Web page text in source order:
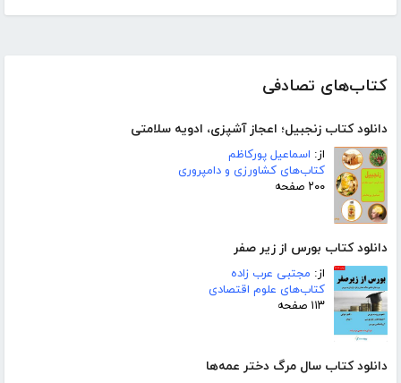
کتاب‌های تصادفی
دانلود کتاب زنجبیل؛ اعجاز آشپزی، ادویه سلامتی
از: اسماعیل پورکاظم
کتاب‌های کشاورزی و دامپروری
۲۰۰ صفحه
دانلود کتاب بورس از زیر صفر
از: مجتبی عرب زاده
کتاب‌های علوم اقتصادی
۱۱۳ صفحه
دانلود کتاب سال مرگ دختر عمه‌ها